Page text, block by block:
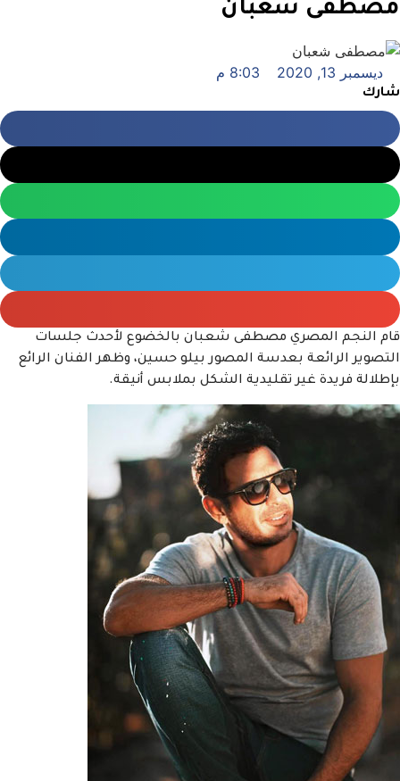
مصطفى شعبان
ديسمبر 13, 2020 8:03 م
شارك
قام النجم المصري مصطفى شعبان بالخضوع لأحدث جلسات
التصوير الرائعة بعدسة المصور بيلو حسين، وظهر الفنان الرائع
بإطلالة فريدة غير تقليدية الشكل بملابس أنيقة.